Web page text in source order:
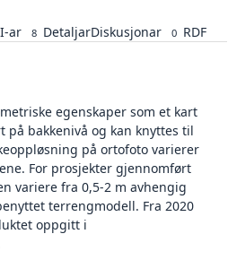
ar 8 DetaljarDiskusjonar 0 RDF
egenskaper som et kart
på bakkenivå og kan knyttes til
på ortofoto varierer
For prosjekter gjennomført
variere fra 0,5-2 m avhengig
terrengmodell. Fra 2020
oppgitt i